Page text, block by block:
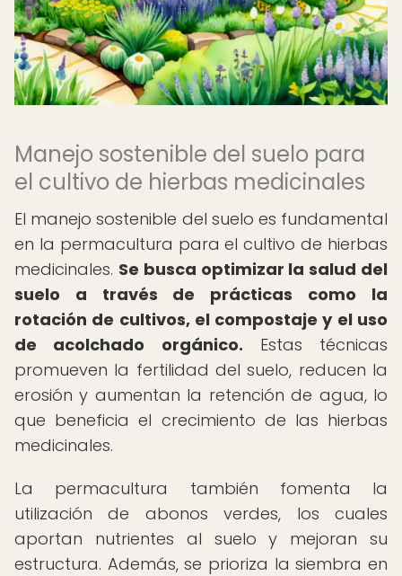
Manejo sostenible del suelo para
el cultivo de hierbas medicinales
El manejo sostenible del suelo es fundamental
en la permacultura para el cultivo de hierbas
medicinales. Se busca optimizar la salud del
suelo a través de prácticas como la
rotación de cultivos, el compostaje y el uso
de acolchado orgánico. Estas técnicas
promueven la fertilidad del suelo, reducen la
erosión y aumentan la retención de agua, lo
que beneficia el crecimiento de las hierbas
medicinales.
La permacultura también fomenta la
utilización de abonos verdes, los cuales
aportan nutrientes al suelo y mejoran su
estructura. Además, se prioriza la siembra en